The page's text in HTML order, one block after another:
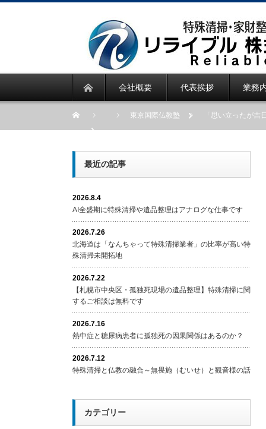
会社概要 代表挨拶 業務
東京国際仏教塾 「思い立ったが
最近の記事
2026.8.4
AI全盛期に特殊清掃や遺品整理はアナログな仕事です
2026.7.26
北海道は「なんちゃって特殊清掃業者」の比率が高い特
殊清掃未開拓地
2026.7.22
【札幌市中央区・孤独死現場の遺品整理】特殊清掃に関
するご相談は無料です
2026.7.16
熱中症と糖尿病患者に孤独死の因果関係はあるのか？
2026.7.12
特殊清掃と仏教の融合～無畏施（むいせ）と観音様の話
カテゴリー